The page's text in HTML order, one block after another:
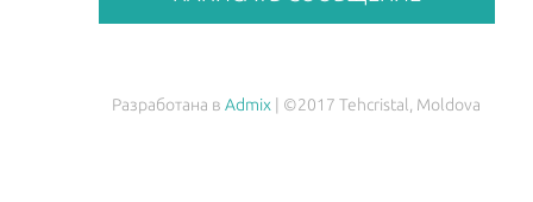
Разработана в Admix | ©2017 Tehcristal, Moldova